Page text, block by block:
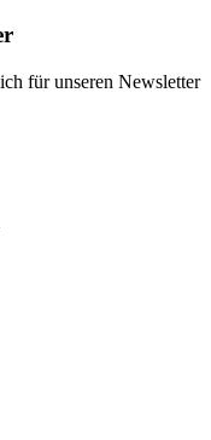
für unseren Newsletter